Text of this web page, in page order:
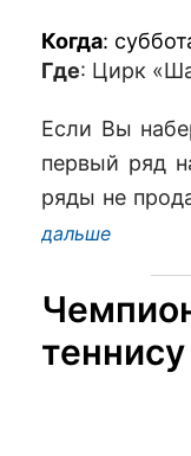
Когда:
Где: Цирк
Если Вы
первый ряд
ряды не
дальше